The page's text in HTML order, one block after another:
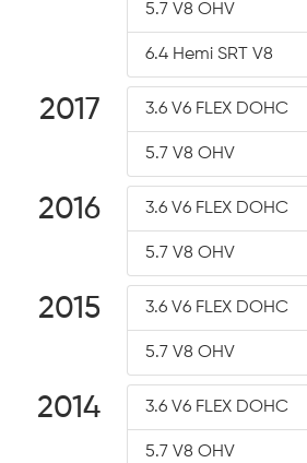
5.7 V8 OHV
6.4 Hemi SRT V8
2017 3.6 V6 FLEX DOHC
5.7 V8 OHV
2016 3.6 V6 FLEX DOHC
5.7 V8 OHV
2015 3.6 V6 FLEX DOHC
5.7 V8 OHV
2014 3.6 V6 FLEX DOHC
5.7 V8 OHV